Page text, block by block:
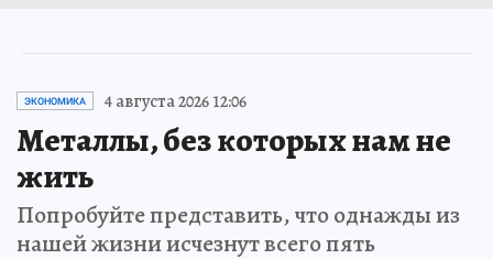
ЭКОНОМИКА 4 августа 2026 12:06
Металлы, без которых нам не
жить
Попробуйте представить, что однажды из
нашей жизни исчезнут всего пять